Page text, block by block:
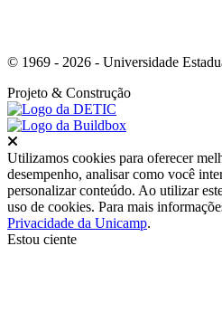
© 1969 - 2026 - Universidade
Projeto & Construção
Utilizamos cookies para oferecer
desempenho, analisar como você
personalizar conteúdo. Ao utilizar
uso de cookies. Para mais
Privacidade da Unicamp.
Estou ciente